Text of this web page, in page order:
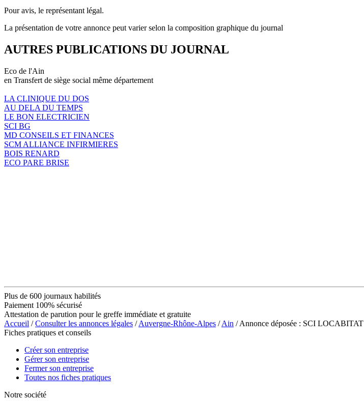
Pour avis, le représentant légal.
La présentation de votre annonce peut varier selon la composition graphique du journal
AUTRES PUBLICATIONS DU JOURNAL
Eco de l'Ain
en Transfert de siège social même département
LA CLINIQUE DU DOS
AU DELA DU TEMPS
LE BON ELECTRICIEN
SCI BG
MD CONSEILS ET FINANCES
SCM ALLIANCE INFIRMIERES
BOIS RENARD
ECO PARE BRISE
Plus de 600 journaux habilités
Paiement 100% sécurisé
Attestation de parution pour le greffe immédiate et gratuite
Accueil /Consulter les annonces légales /Auvergne-Rhône-Alpes /Ain / Annonce déposée : SCI LOCABITAT
Fiches pratiques et conseils
Créer son entreprise
Gérer son entreprise
Fermer son entreprise
Toutes nos fiches pratiques
Notre société